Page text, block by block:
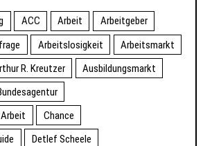
ACC Arbeit
Arbeitgeber
Arbeitslosigkeit
Arbeitsmarkt
R. Kreutzer
Ausbildungsmarkt
Chance
Detlef Scheele